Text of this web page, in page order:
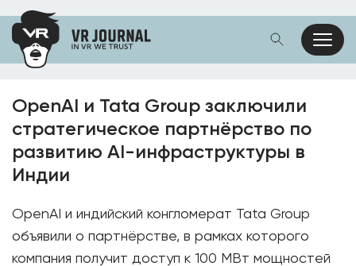
OpenAI и Tata Group заключили
стратегическое партнёрство по
развитию AI-инфраструктуры в
Индии
OpenAI и индийский конгломерат Tata Group
объявили о партнёрстве, в рамках которого
компания получит доступ к 100 МВт мощностей